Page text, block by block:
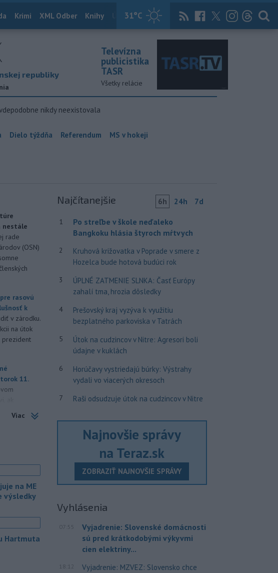
31°C
Krimi XML Odber Knihy Útulkovo Magazín News Now Archív
republiky
Televízna
publicistika
TASR
Všetky relácie
nikdy neexistovala
Dielo týždňa Referendum MS v hokeji
nestále
rade
(OSN)
rasovú
k
v zárodku.
na útok
prezident
11.
lehoty.
a
(SHMÚ)
a
preto
(MV) SR
Viac
na ME
výsledky
Hartmuta
Najčítanejšie 6h 24h 7d
1
Po streľbe v škole neďaleko
Bangkoku hlásia štyroch mŕtvych
2
Kruhová križovatka v Poprade v smere z
Hozelca bude hotová budúci rok
3
ÚPLNÉ ZATMENIE SLNKA: Časť Európy
zahalí tma, hrozia dôsledky
4
Prešovský kraj vyzýva k využitiu
bezplatného parkoviska v Tatrách
5
Útok na cudzincov v Nitre: Agresori boli
údajne v kuklách
6
Horúčavy vystriedajú búrky: Výstrahy
vydali vo viacerých okresoch
7 Raši odsudzuje útok na cudzincov v Nitre
Najnovšie správy
na Teraz.sk
ZOBRAZIŤ NAJNOVŠIE SPRÁVY
Vyhlásenia
07:55
Vyjadrenie: Slovenské domácnosti
sú pred krátkodobými výkyvmi
cien elektriny...
18:12
Vyjadrenie: MZVEZ: Slovensko chce